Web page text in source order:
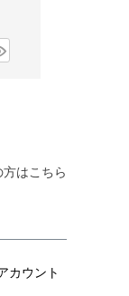
はこちら
カウント